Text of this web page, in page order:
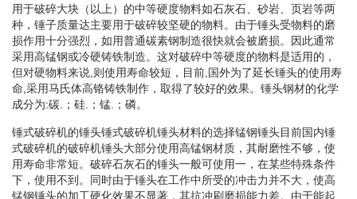
用于破碎大块（以上）的中等硬度物料如石灰石、砂岩、页岩等两
种，锤子质量达主要用于破碎较坚硬的物料。由于锤头受物料的磨
损作用十分强烈，如用普通碳素钢制造很快就会被磨损。因此通常
采用高锰钢或冷硬铸铁制造。这对破碎中等硬度的物料是适用的，
但对硬物料来说,则使用寿命较短，目前,国外为了延长锤头的使用寿
命,采用马氏体高铬铸铁制作，取得了较好的效果。锤头钢材的化学
成分为:碳.；硅.；锰.；磷。
锤式破碎机的锤头锤式破碎机锤头材料的选择锰钢锤头目前国内锤
式破碎机的破碎机锤头大部分使用高锰钢材质，其耐磨性不够，使
用寿命非常短。破碎石灰石的锤头一般可使用一，在某些特殊条件
下，使用不到。同时由于锤头在工作中所受的冲击力并不大，使高
锰钢锤头的加工硬化效果不显著，其抗冲刷磨损能力差。由于能起